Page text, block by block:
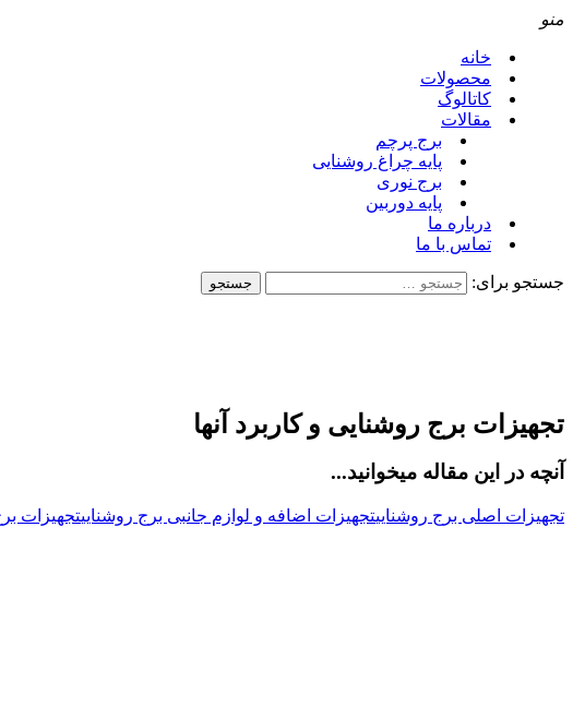
منو
خانه
محصولات
کاتالوگ
مقالات
برج پرچم
پایه چراغ روشنایی
برج نوری
پایه دوربین
درباره ما
تماس با ما
جستجو برای:
تجهیزات برج روشنایی و کاربرد آنها
آنچه در این مقاله میخوانید...
تجهیزات اصلی برج روشناییتجهیزات اضافه و لوازم جانبی برج روشناییتجهیزات